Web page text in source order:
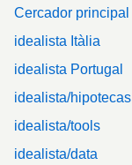
Cercador principal
idealista Itàlia
idealista Portugal
idealista/hipotecas
idealista/tools
idealista/data